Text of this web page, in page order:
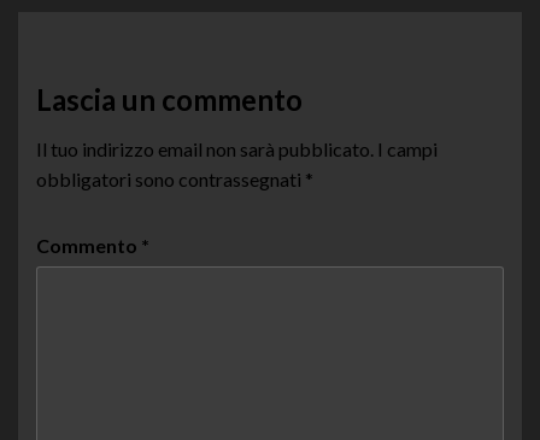
Lascia un commento
Il tuo indirizzo email non sarà pubblicato. I campi
obbligatori sono contrassegnati *
Commento *